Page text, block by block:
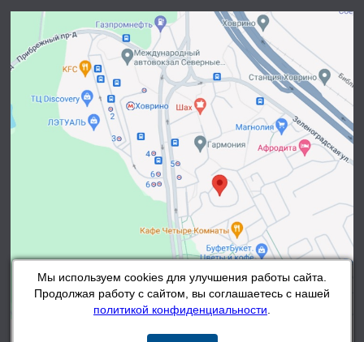
Мы используем cookies для улучшения работы сайта.
Продолжая работу с сайтом, вы соглашаетесь с нашей
политикой конфиденциальности